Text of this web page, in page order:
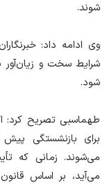
شوند.
وی ادامه داد:
شرایط سخت و زیان‌آور
شود.
طهماسبی تصریح کرد:
برای بازنشستگی
می‌شوند. زمانی که